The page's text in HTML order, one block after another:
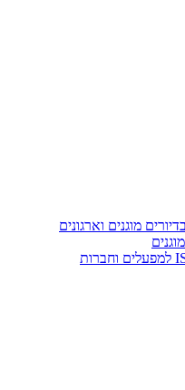
מוגנים וארגונים